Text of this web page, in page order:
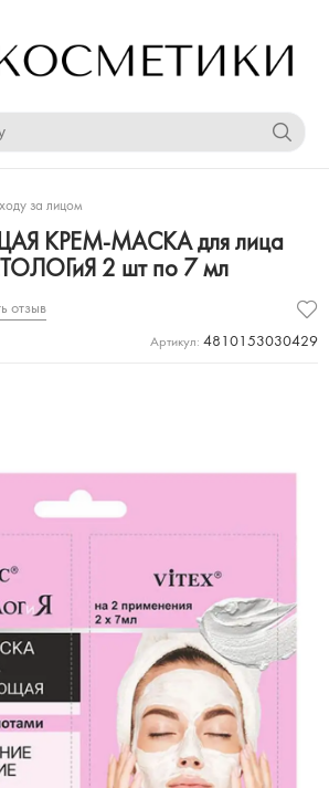
за лицом
КРЕМ-МАСКА для лица
2 шт по 7 мл
отзыв
Артикул: 4810153030429